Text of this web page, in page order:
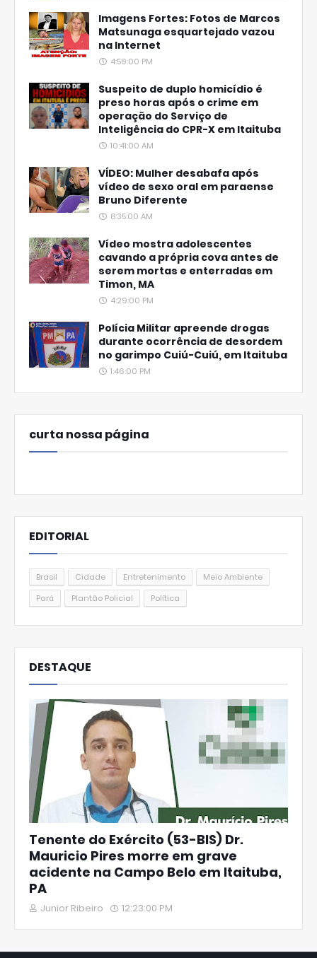
Imagens Fortes: Fotos de Marcos
Matsunaga esquartejado vazou
na Internet
4:59:00 PM
Suspeito de duplo homicídio é
preso horas após o crime em
operação do Serviço de
Inteligência do CPR-X em Itaituba
10:41:00 AM
VÍDEO: Mulher desabafa após
vídeo de sexo oral em paraense
Bruno Diferente
8:35:00 AM
Vídeo mostra adolescentes
cavando a própria cova antes de
serem mortas e enterradas em
Timon, MA
4:29:00 PM
Polícia Militar apreende drogas
durante ocorrência de desordem
no garimpo Cuiú-Cuiú, em Itaituba
1:46:00 PM
curta nossa página
EDITORIAL
Brasil Cidade Entretenimento
Meio Ambiente
Pará
Plantão Policial Política
DESTAQUE
Tenente do Exército (53-BIS) Dr.
Mauricio Pires morre em grave
acidente na Campo Belo em Itaituba,
PA
Junior Ribeiro 12:23:00 PM